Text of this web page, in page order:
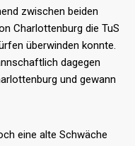
zwischen beiden
Charlottenburg die TuS
überwinden konnte.
dagegen
und gewann
eine alte Schwäche